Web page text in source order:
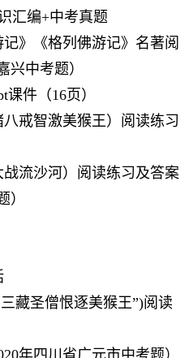
汇编+中考真题
》《格列佛游记》名著阅
兴中考题）
课件（16页）
八戒智激美猴王）阅读练习
流沙河）阅读练习及答案
）
藏圣僧恨逐美猴王”)阅读
年四川省广元市中考题）